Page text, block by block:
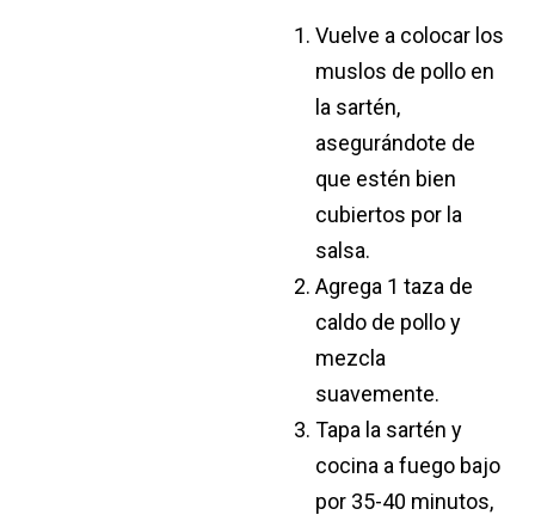
Vuelve a colocar los
muslos de pollo en
la sartén,
asegurándote de
que estén bien
cubiertos por la
salsa.
Agrega 1 taza de
caldo de pollo y
mezcla
suavemente.
Tapa la sartén y
cocina a fuego bajo
por 35-40 minutos,